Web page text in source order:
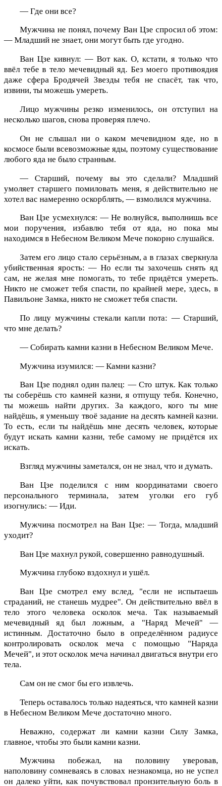
— Где они все?
Мужчина не понял, почему Ван Цзе спросил об этом:
— Младший не знает, они могут быть где угодно.
Ван Цзе кивнул: — Вот как. О, кстати, я только что
ввёл тебе в тело мечевидный яд. Без моего противоядия
даже сфера Бродячей Звезды тебя не спасёт, так что,
извини, ты можешь умереть.
Лицо мужчины резко изменилось, он отступил на
несколько шагов, снова проверяя плечо.
Он не слышал ни о каком мечевидном яде, но в
космосе были всевозможные яды, поэтому существование
любого яда не было странным.
— Старший, почему вы это сделали? Младший
умоляет старшего помиловать меня, я действительно не
хотел вас намеренно оскорблять, — взмолился мужчина.
Ван Цзе усмехнулся: — Не волнуйся, выполнишь все
мои поручения, избавлю тебя от яда, но пока мы
находимся в Небесном Великом Мече покорно слушайся.
Затем его лицо стало серьёзным, а в глазах сверкнула
убийственная ярость: — Но если ты захочешь снять яд
сам, не желая мне помогать, то тебе придётся умереть.
Никто не сможет тебя спасти, по крайней мере, здесь, в
Павильоне Замка, никто не сможет тебя спасти.
По лицу мужчины стекали капли пота: — Старший,
что мне делать?
— Собирать камни казни в Небесном Великом Мече.
Мужчина изумился: — Камни казни?
Ван Цзе поднял один палец: — Сто штук. Как только
ты соберёшь сто камней казни, я отпущу тебя. Конечно,
ты можешь найти других. За каждого, кого ты мне
найдёшь, я уменьшу твоё задание на десять камней казни.
То есть, если ты найдёшь мне десять человек, которые
будут искать камни казни, тебе самому не придётся их
искать.
Взгляд мужчины заметался, он не знал, что и думать.
Ван Цзе поделился с ним координатами своего
персонального терминала, затем уголки его губ
изогнулись: — Иди.
Мужчина посмотрел на Ван Цзе: — Тогда, младший
уходит?
Ван Цзе махнул рукой, совершенно равнодушный.
Мужчина глубоко вздохнул и ушёл.
Ван Цзе смотрел ему вслед, "если не испытаешь
страданий, не станешь мудрее". Он действительно ввёл в
тело этого человека осколок меча. Так называемый
мечевидный яд был ложным, а "Наряд Мечей" —
истинным. Достаточно было в определённом радиусе
контролировать осколок меча с помощью "Наряда
Мечей", и этот осколок меча начинал двигаться внутри его
тела.
Сам он не смог бы его извлечь.
Теперь оставалось только надеяться, что камней казни
в Небесном Великом Мече достаточно много.
Неважно, содержат ли камни казни Силу Замка,
главное, чтобы это были камни казни.
Мужчина побежал, на половину уверовав,
наполовину сомневаясь в словах незнакомца, но не успел
он далеко уйти, как почувствовал пронзительную боль в